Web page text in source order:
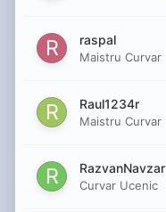
raspal
Maistru Curvar
Raul1234r
Maistru Curvar
RazvanNavzar
Curvar Ucenic